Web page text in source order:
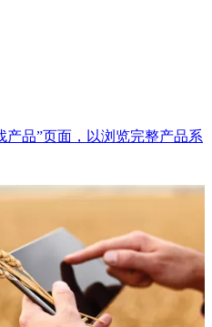
产品”页面，以浏览完整产品系